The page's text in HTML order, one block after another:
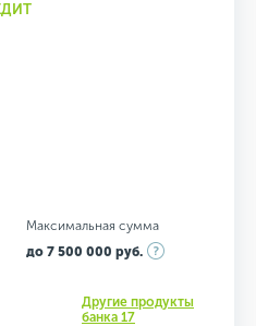
Максимальная сумма
до 7 500 000 руб.
Другие продукты
банка 17